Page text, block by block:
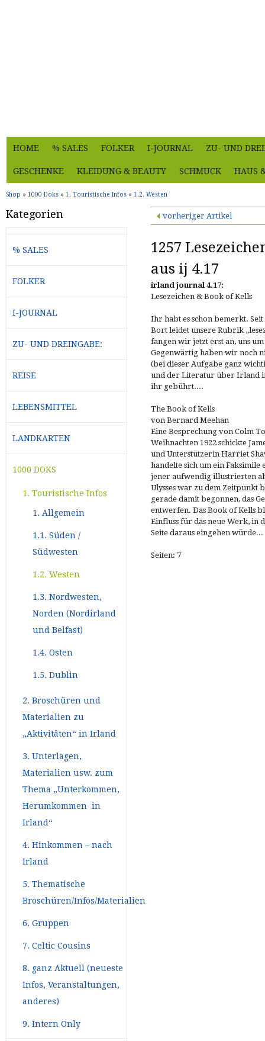
HOME % SALES FOLKER I-JOURNAL ZU- UND
GESCHENKE KLEIDUNG & BEAUTY SCHMUCK HAUS
Shop » 1000 Doks » 1. Touristische Infos » 1.2. Westen
vorheriger Artikel
1257
aus ij 4.17
irland journal 4.17:
Lesezeichen & Book of Kells
Ihr habt es schon bemerkt.
Bort leidet unsere Rubrik
fangen wir jetzt erst an, uns
Gegenwärtig haben wir noch
(bei dieser Aufgabe ganz
und der Literatur über Irland
ihr gebührt....
The Book of Kells
von Bernard Meehan
Eine Besprechung von Colm
Weihnachten 1922 schickte
und Unterstützerin Harriet
handelte sich um ein Faksimile
jener aufwendig illustrierten
Ulysses war zu dem Zeitpunkt
gerade damit begonnen, das
entwerfen. Das Book of Kells
Einfluss für das neue Werk, in
Seite daraus eingehen würde...
Seiten: 7
Kategorien
% SALES
FOLKER
I-JOURNAL
ZU- UND DREINGABE:
REISE
LEBENSMITTEL
LANDKARTEN
1000 DOKS
1. Touristische Infos
1. Allgemein
1.1. Süden /
Südwesten
1.2. Westen
1.3. Nordwesten,
Norden (Nordirland
und Belfast)
1.4. Osten
1.5. Dublin
2. Broschüren und
Materialien zu
„Aktivitäten“ in Irland
3. Unterlagen,
Materialien usw. zum
Thema „Unterkommen,
Herumkommen in
Irland“
4. Hinkommen – nach
Irland
5. Thematische
Broschüren/Infos/Materialien
6. Gruppen
7. Celtic Cousins
8. ganz Aktuell (neueste
Infos, Veranstaltungen,
anderes)
9. Intern Only